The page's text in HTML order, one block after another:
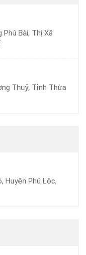
Phú Bài, Thị Xã
Thuỷ, Tỉnh Thừa
Huyện Phú Lộc,